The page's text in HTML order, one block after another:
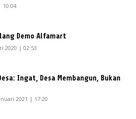
10:04
Demo Alfamart
2020 | 02:53
Ingat, Desa Membangun, Bukan
2021 | 17:20